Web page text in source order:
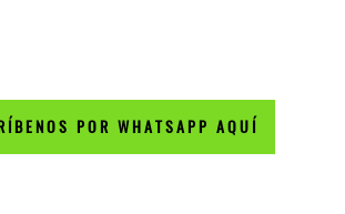
POR WHATSAPP AQUÍ